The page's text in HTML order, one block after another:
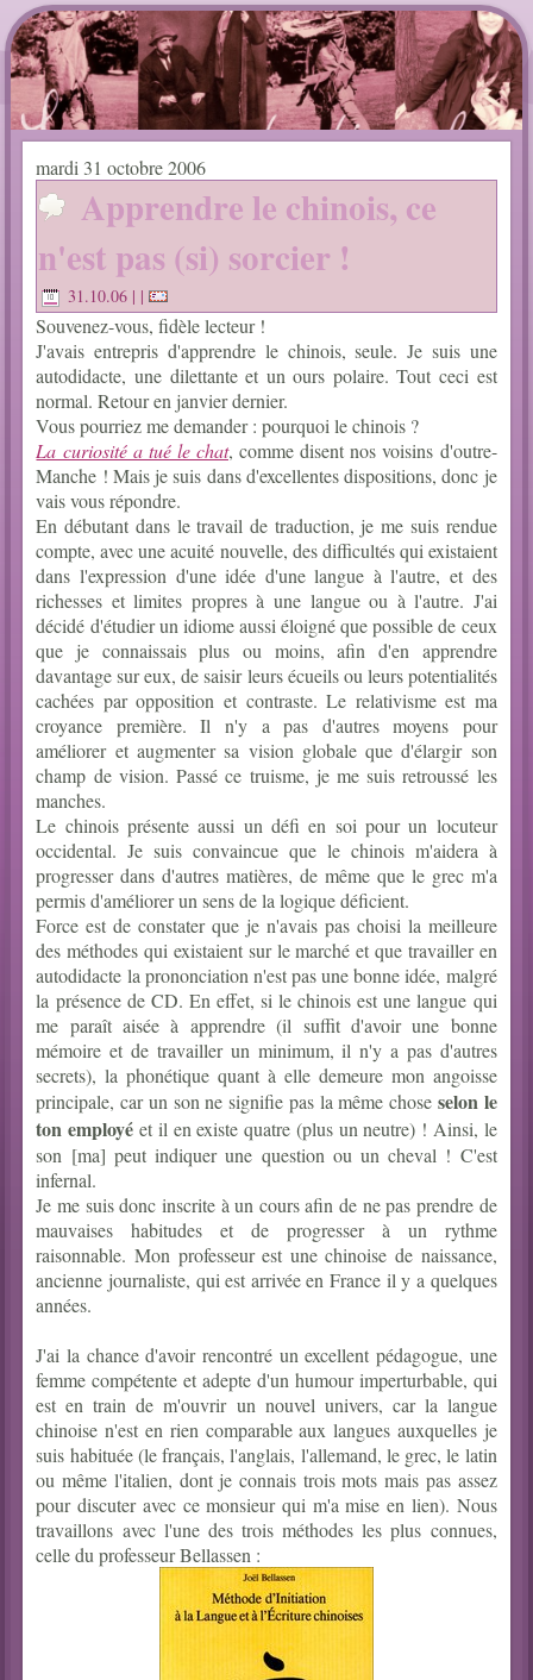
mardi 31 octobre 2006
Apprendre le chinois, ce
n'est pas (si) sorcier !
31.10.06 | |
Souvenez-vous, fidèle lecteur !
J'avais entrepris d'apprendre le chinois, seule. Je suis une
autodidacte, une dilettante et un ours polaire. Tout ceci est
normal. Retour en janvier dernier.
Vous pourriez me demander : pourquoi le chinois ?
La curiosité a tué le chat, comme disent nos voisins d'outre-
Manche ! Mais je suis dans d'excellentes dispositions, donc je
vais vous répondre.
En débutant dans le travail de traduction, je me suis rendue
compte, avec une acuité nouvelle, des difficultés qui existaient
dans l'expression d'une idée d'une langue à l'autre, et des
richesses et limites propres à une langue ou à l'autre. J'ai
décidé d'étudier un idiome aussi éloigné que possible de ceux
que je connaissais plus ou moins, afin d'en apprendre
davantage sur eux, de saisir leurs écueils ou leurs potentialités
cachées par opposition et contraste. Le relativisme est ma
croyance première. Il n'y a pas d'autres moyens pour
améliorer et augmenter sa vision globale que d'élargir son
champ de vision. Passé ce truisme, je me suis retroussé les
manches.
Le chinois présente aussi un défi en soi pour un locuteur
occidental. Je suis convaincue que le chinois m'aidera à
progresser dans d'autres matières, de même que le grec m'a
permis d'améliorer un sens de la logique déficient.
Force est de constater que je n'avais pas choisi la meilleure
des méthodes qui existaient sur le marché et que travailler en
autodidacte la prononciation n'est pas une bonne idée, malgré
la présence de CD. En effet, si le chinois est une langue qui
me paraît aisée à apprendre (il suffit d'avoir une bonne
mémoire et de travailler un minimum, il n'y a pas d'autres
secrets), la phonétique quant à elle demeure mon angoisse
principale, car un son ne signifie pas la même chose selon le
ton employé et il en existe quatre (plus un neutre) ! Ainsi, le
son [ma] peut indiquer une question ou un cheval ! C'est
infernal.
Je me suis donc inscrite à un cours afin de ne pas prendre de
mauvaises habitudes et de progresser à un rythme
raisonnable. Mon professeur est une chinoise de naissance,
ancienne journaliste, qui est arrivée en France il y a quelques
années.
J'ai la chance d'avoir rencontré un excellent pédagogue, une
femme compétente et adepte d'un humour imperturbable, qui
est en train de m'ouvrir un nouvel univers, car la langue
chinoise n'est en rien comparable aux langues auxquelles je
suis habituée (le français, l'anglais, l'allemand, le grec, le latin
ou même l'italien, dont je connais trois mots mais pas assez
pour discuter avec ce monsieur qui m'a mise en lien). Nous
travaillons avec l'une des trois méthodes les plus connues,
celle du professeur Bellassen :